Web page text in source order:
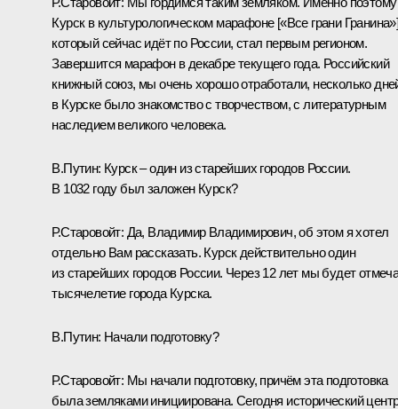
Курск в культурологическом марафоне [«Все грани
который сейчас идёт по России, стал первым регионом.
Завершится марафон в декабре текущего года. Российский
книжный союз, мы очень хорошо отработали, несколько
в Курске было знакомство с творчеством, с литературным
наследием великого человека.
В.Путин: Курск – один из старейших городов России.
В 1032 году был заложен Курск?
Р.Старовойт: Да, Владимир Владимирович, об этом я хотел
отдельно Вам рассказать. Курск действительно один
из старейших городов России. Через 12 лет мы будет
тысячелетие города Курска.
В.Путин: Начали подготовку?
Р.Старовойт: Мы начали подготовку, причём эта подготовка
была земляками инициирована. Сегодня исторический